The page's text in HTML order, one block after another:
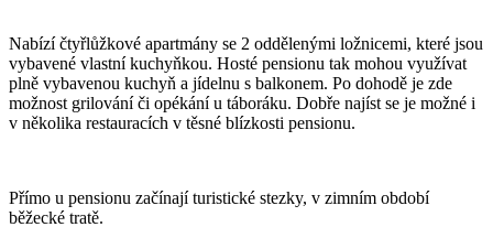
Nabízí čtyřlůžkové apartmány se 2 oddělenými ložnicemi, které jsou
vybavené vlastní kuchyňkou. Hosté pensionu tak mohou využívat
plně vybavenou kuchyň a jídelnu s balkonem. Po dohodě je zde
možnost grilování či opékání u táboráku. Dobře najíst se je možné i
v několika restauracích v těsné blízkosti pensionu.
Přímo u pensionu začínají turistické stezky, v zimním období
běžecké tratě.